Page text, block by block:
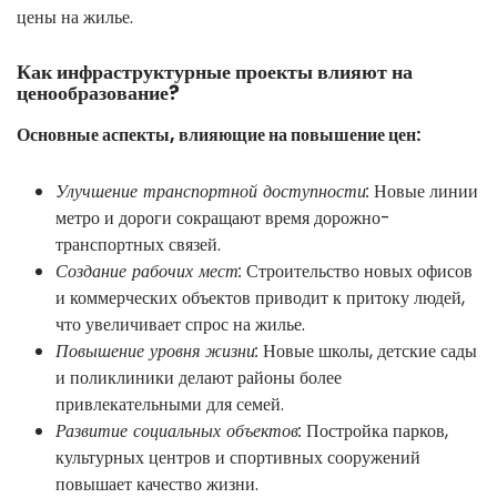
цены на жилье.
Как инфраструктурные проекты влияют на
ценообразование?
Основные аспекты, влияющие на повышение цен:
Улучшение транспортной доступности: Новые линии
метро и дороги сокращают время дорожно-
транспортных связей.
Создание рабочих мест: Строительство новых офисов
и коммерческих объектов приводит к притоку людей,
что увеличивает спрос на жилье.
Повышение уровня жизни: Новые школы, детские сады
и поликлиники делают районы более
привлекательными для семей.
Развитие социальных объектов: Постройка парков,
культурных центров и спортивных сооружений
повышает качество жизни.